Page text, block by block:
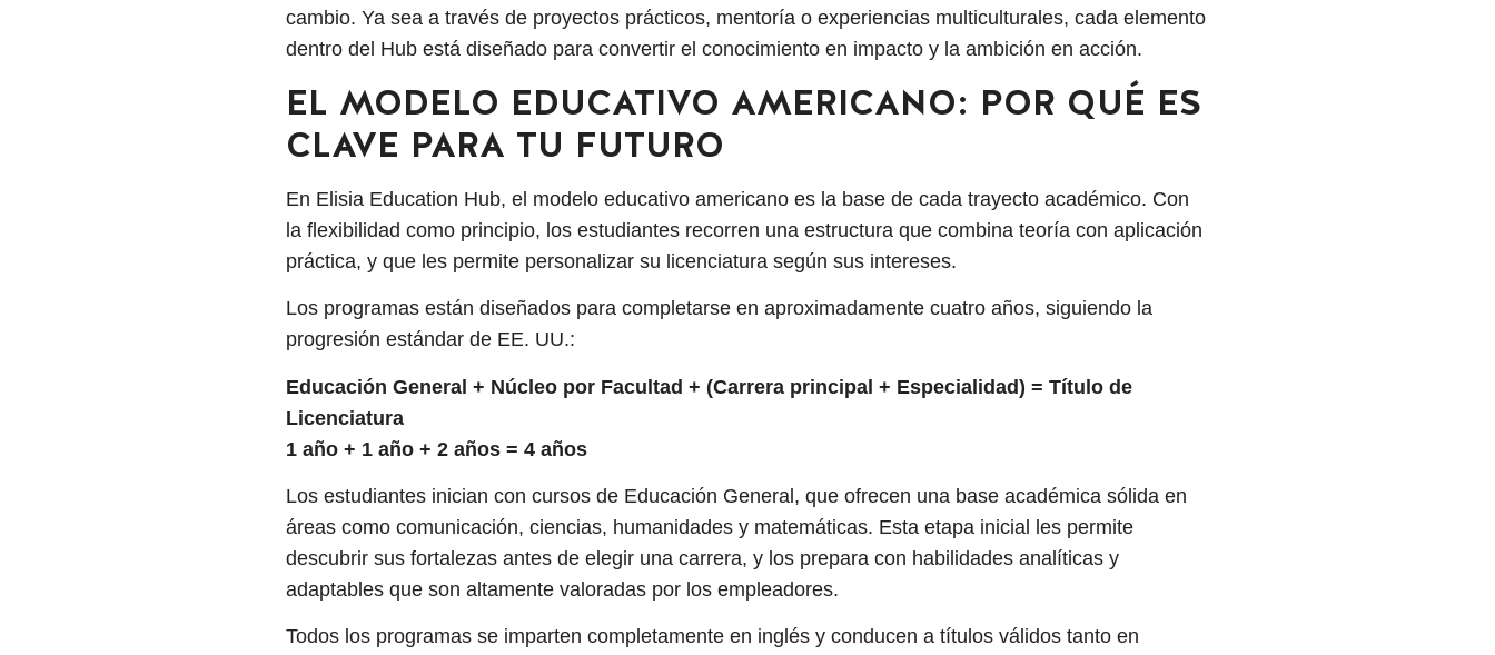
cambio. Ya sea a través de proyectos prácticos, mentoría o experiencias multiculturales, cada elemento
dentro del Hub está diseñado para convertir el conocimiento en impacto y la ambición en acción.
EL MODELO EDUCATIVO AMERICANO: POR QUÉ ES
CLAVE PARA TU FUTURO
En Elisia Education Hub, el modelo educativo americano es la base de cada trayecto académico. Con
la flexibilidad como principio, los estudiantes recorren una estructura que combina teoría con aplicación
práctica, y que les permite personalizar su licenciatura según sus intereses.
Los programas están diseñados para completarse en aproximadamente cuatro años, siguiendo la
progresión estándar de EE. UU.:
Educación General + Núcleo por Facultad + (Carrera principal + Especialidad) = Título de
Licenciatura
1 año + 1 año + 2 años = 4 años
Los estudiantes inician con cursos de Educación General, que ofrecen una base académica sólida en
áreas como comunicación, ciencias, humanidades y matemáticas. Esta etapa inicial les permite
descubrir sus fortalezas antes de elegir una carrera, y los prepara con habilidades analíticas y
adaptables que son altamente valoradas por los empleadores.
Todos los programas se imparten completamente en inglés y conducen a títulos válidos tanto en